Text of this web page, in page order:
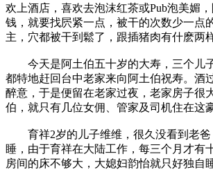
欢上酒店，喜欢去泡沫红茶或Pub泡美媚
钱，就要找屄紧一点，被干的次数少一点
主，穴都被干到鬆了，跟插猪肉有什麽两
今天是阿土伯五十岁的大寿，三个儿
都特地赶回台中老家来向阿土伯祝寿。酒
醉意，于是便留在老家过夜，老家房子很
伯，就只有几位女佣、管家及司机住在这
育祥2岁的儿子维维，很久没看到老爸
睡，由于育祥在大陆工作，每三个月才有
房间的床不够大，大媳妇韵怡就只好独自